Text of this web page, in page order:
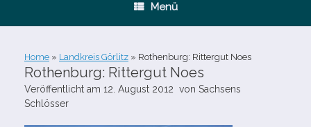
Menü
Home » Landkreis Görlitz » Rothenburg: Rittergut Noes
Rothenburg: Rittergut Noes
Veröffentlicht am 12. August 2012 von Sachsens
Schlösser